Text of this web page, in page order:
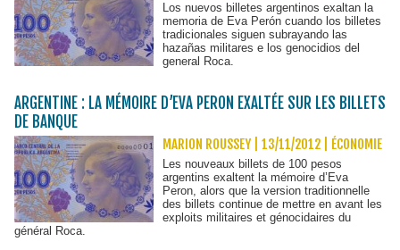
Los nuevos billetes argentinos exaltan la
memoria de Eva Perón cuando los billetes
tradicionales siguen subrayando las
hazañas militares e los genocidios del
general Roca.
ARGENTINE : LA MÉMOIRE D’EVA PERON EXALTÉE SUR LES BILLETS
DE BANQUE
MARION ROUSSEY | 13/11/2012 ÉCONOMIE
Les nouveaux billets de 100 pesos
argentins exaltent la mémoire d’Eva
Peron, alors que la version traditionnelle
des billets continue de mettre en avant les
exploits militaires et génocidaires du
général Roca.